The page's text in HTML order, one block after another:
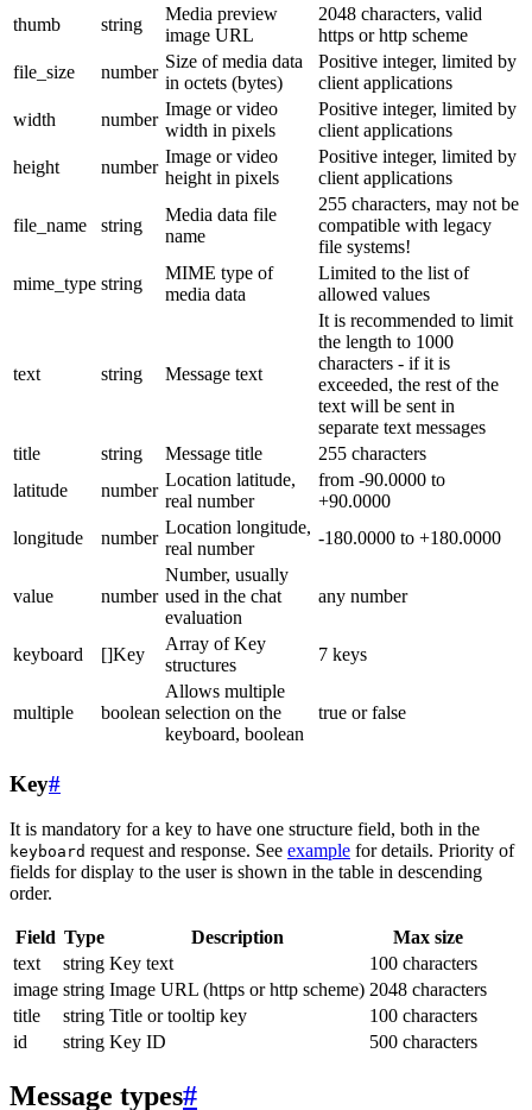
thumb
string
Media preview
image URL
2048 characters, valid
https or http scheme
file_size
number
Size of media data
in octets (bytes)
Positive integer, limited by
client applications
width
number
Image or video
width in pixels
Positive integer, limited by
client applications
height
number
Image or video
height in pixels
Positive integer, limited by
client applications
file_name string
Media data file
name
255 characters, may not be
compatible with legacy
file systems!
mime_type string
MIME type of
media data
Limited to the list of
allowed values
text string Message text
It is recommended to limit
the length to 1000
characters - if it is
exceeded, the rest of the
text will be sent in
separate text messages
title
string Message title
255 characters
latitude
number
Location latitude,
real number
from -90.0000 to
+90.0000
longitude
number
Location longitude,
real number
-180.0000 to +180.0000
value number
Number, usually
used in the chat
evaluation
any number
keyboard []Key
Array of Key
structures
7 keys
multiple boolean
Allows multiple
selection on the
keyboard, boolean
true or false
Key#
It is mandatory for a key to have one structure field, both in the
keyboard request and response. See example for details. Priority of
fields for display to the user is shown in the table in descending
order.
Field Type Description
Max size
text
string Key text
100 characters
image string Image URL (https or http scheme) 2048 characters
title
string Title or tooltip key
100 characters
id
string Key ID 500 characters
Message types#